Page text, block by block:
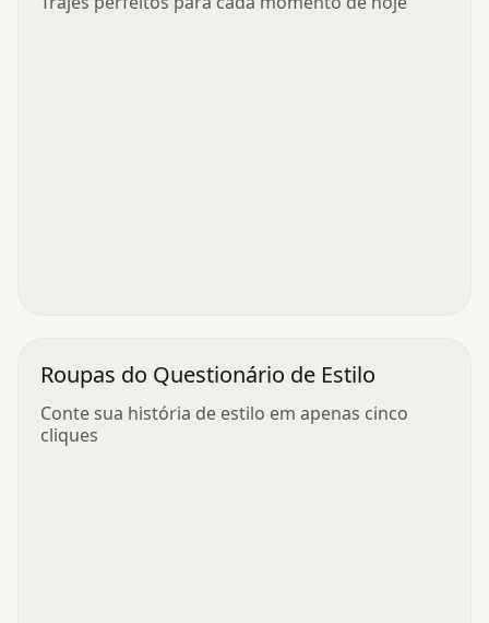
Roupas do Questionário de Estilo
Conte sua história de estilo em apenas cinco
cliques